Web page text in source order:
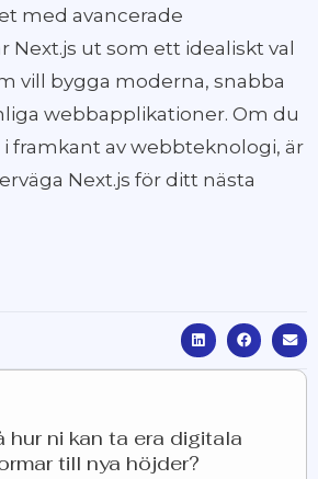
med avancerade
Next.js ut som ett idealiskt val
vill bygga moderna, snabba
webbapplikationer. Om du
framkant av webbteknologi, är
Next.js för ditt nästa
hur ni kan ta era digitala
till nya höjder?